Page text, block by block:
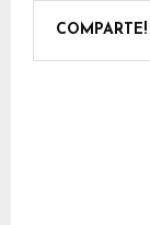
COMPARTE!